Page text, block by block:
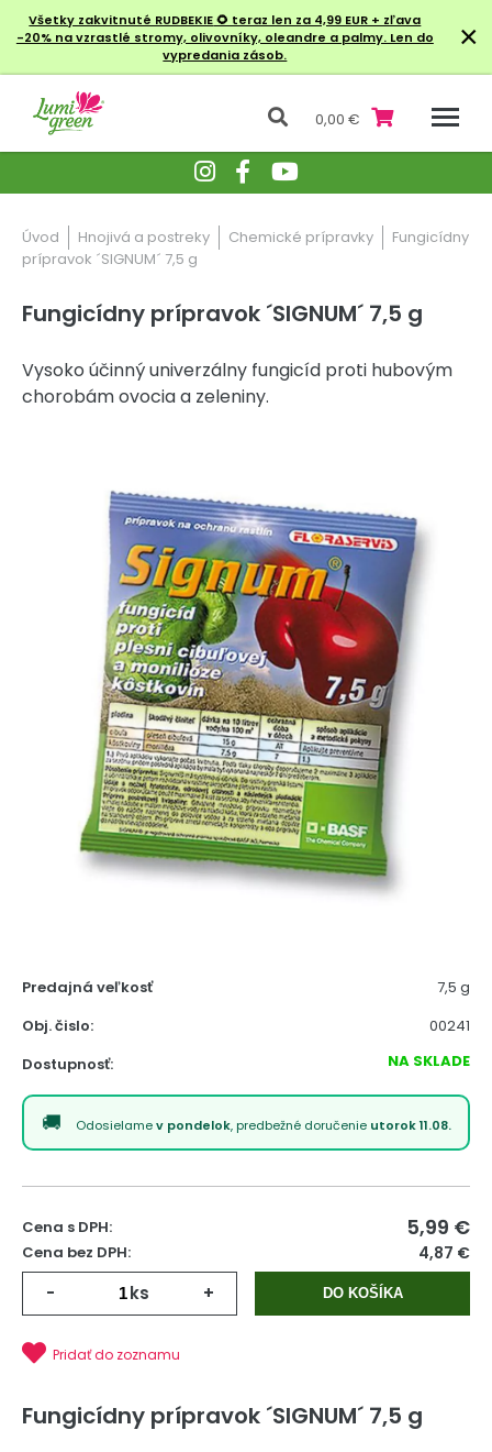
Všetky zakvitnuté RUDBEKIE🌻 teraz len za 4,99 EUR + zľava
-20% na vzrastlé stromy, olivovníky, oleandre a palmy. Len do
vypredania zásob.
×
0,00 €
Úvod Hnojivá a postreky Chemické prípravky
Fungicídny
prípravok ´SIGNUM´ 7,5 g
Fungicídny prípravok ´SIGNUM´ 7,5 g
Vysoko účinný univerzálny fungicíd proti hubovým
chorobám ovocia a zeleniny.
Predajná veľkosť
7,5 g
Obj. čislo:
00241
Dostupnosť:
NA SKLADE
Odosielamev pondelok, predbežné doručenie utorok 11.08.
Cena s DPH: 5,99 €
Cena bez DPH: 4,87 €
- ks + DO KOŠÍKA
Pridať do zoznamu
Fungicídny prípravok ´SIGNUM´ 7,5 g